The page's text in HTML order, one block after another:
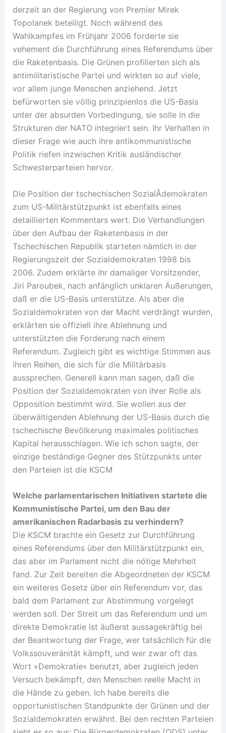
derzeit an der Regierung von Premier Mirek
Topolanek beteiligt. Noch während des
Wahlkampfes im Frühjahr 2006 forderte sie
vehement die Durchführung eines Referendums über
die Raketenbasis. Die Grünen profilierten sich als
antimilitaristische Partei und wirkten so auf viele,
vor allem junge Menschen anziehend. Jetzt
befürworten sie völlig prinzipienlos die US-Basis
unter der absurden Vorbedingung, sie solle in die
Strukturen der NATO integriert sein. Ihr Verhalten in
dieser Frage wie auch ihre antikommunistische
Politik riefen inzwischen Kritik ausländischer
Schwesterparteien hervor.
Die Position der tschechischen SozialÂ­demokraten
zum US-Militärstützpunkt ist ebenfalls eines
detaillierten Kommentars wert. Die Verhandlungen
über den Aufbau der Raketenbasis in der
Tschechischen Republik starteten nämlich in der
Regierungszeit der Sozialdemokraten 1998 bis
2006. Zudem erklärte ihr damaliger Vorsitzender,
Jiri Paroubek, nach anfänglich unklaren Äußerungen,
daß er die US-Basis unterstütze. Als aber die
Sozialdemokraten von der Macht verdrängt wurden,
erklärten sie offiziell ihre Ablehnung und
unterstützten die Forderung nach einem
Referendum. Zugleich gibt es wichtige Stimmen aus
ihren Reihen, die sich für die Militärbasis
aussprechen. Generell kann man sagen, daß die
Position der Sozialdemokraten von ihrer Rolle als
Opposition bestimmt wird. Sie wollen aus der
überwältigenden Ablehnung der US-Basis durch die
tschechische Bevölkerung maximales politisches
Kapital herausschlagen. Wie ich schon sagte, der
einzige beständige Gegner des Stützpunkts unter
den Parteien ist die KSCM
Welche parlamentarischen Initiativen startete die
Kommunistische Partei, um den Bau der
amerikanischen Radarbasis zu verhindern?
Die KSCM brachte ein Gesetz zur Durchführung
eines Referendums über den Militärstützpunkt ein,
das aber im Parlament nicht die nötige Mehrheit
fand. Zur Zeit bereiten die Abgeordneten der KSCM
ein weiteres Gesetz über ein Referendum vor, das
bald dem Parlament zur Abstimmung vorgelegt
werden soll. Der Streit um das Referendum und um
direkte Demokratie ist äußerst aussagekräftig bei
der Beantwortung der Frage, wer tatsächlich für die
Volkssouveränität kämpft, und wer zwar oft das
Wort »Demokratie« benutzt, aber zugleich jeden
Versuch bekämpft, den Menschen reelle Macht in
die Hände zu geben. Ich habe bereits die
opportunistischen Standpunkte der Grünen und der
Sozialdemokraten erwähnt. Bei den rechten Parteien